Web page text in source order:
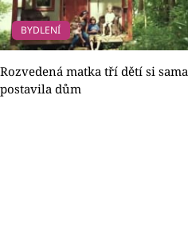
BYDLENÍ
Rozvedená matka tří dětí si sama
postavila dům